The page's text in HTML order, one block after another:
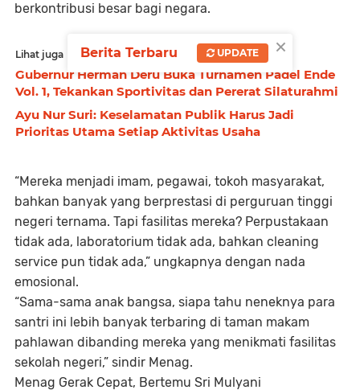
berkontribusi besar bagi negara.
Lihat juga
Gubernur Herman Deru Buka Turnamen Padel Ende
Vol. 1, Tekankan Sportivitas dan Pererat Silaturahmi
Ayu Nur Suri: Keselamatan Publik Harus Jadi
Prioritas Utama Setiap Aktivitas Usaha
“Mereka menjadi imam, pegawai, tokoh masyarakat,
bahkan banyak yang berprestasi di perguruan tinggi
negeri ternama. Tapi fasilitas mereka? Perpustakaan
tidak ada, laboratorium tidak ada, bahkan cleaning
service pun tidak ada,” ungkapnya dengan nada
emosional.
“Sama-sama anak bangsa, siapa tahu neneknya para
santri ini lebih banyak terbaring di taman makam
pahlawan dibanding mereka yang menikmati fasilitas
sekolah negeri,” sindir Menag.
Menag Gerak Cepat, Bertemu Sri Mulyani
×
Berita Terbaru UPDATE